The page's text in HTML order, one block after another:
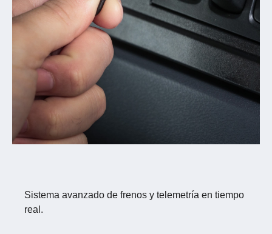
Sistema avanzado de frenos y telemetría en tiempo
real.